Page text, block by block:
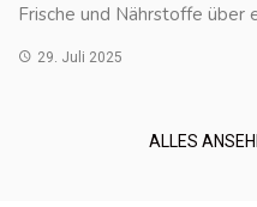
Frische und Nährstoffe über
29. Juli 2025
ALLES